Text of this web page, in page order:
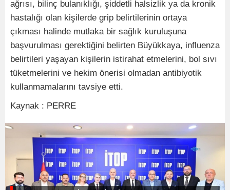
ağrısı, bilinç bulanıklığı, şiddetli halsizlik ya da kronik
hastalığı olan kişilerde grip belirtilerinin ortaya
çıkması halinde mutlaka bir sağlık kuruluşuna
başvurulması gerektiğini belirten Büyükkaya, influenza
belirtileri yaşayan kişilerin istirahat etmelerini, bol sıvı
tüketmelerini ve hekim önerisi olmadan antibiyotik
kullanmamalarını tavsiye etti.
Kaynak : PERRE